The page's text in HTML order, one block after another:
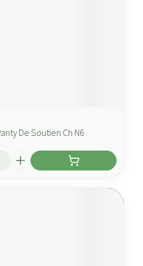
De Soutien Ch N6